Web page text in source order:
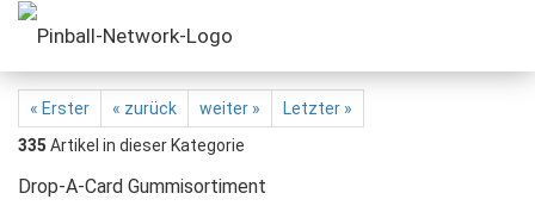
« Erster « zurück weiter »
Letzter »
335 Artikel in dieser Kategorie
Drop-A-Card Gummisortiment